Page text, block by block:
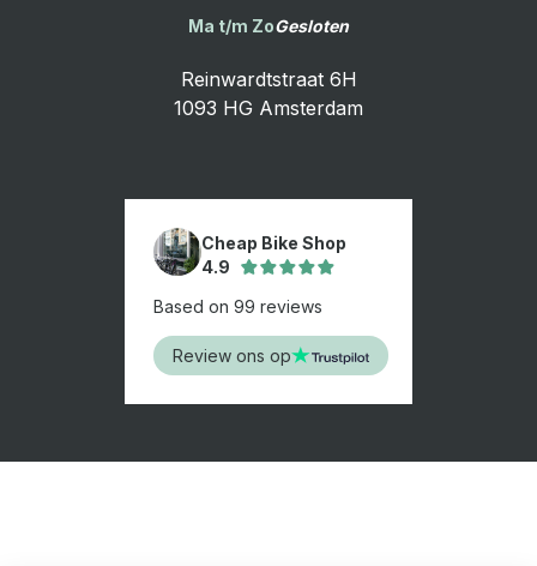
Cheap Bike Shop
4.9
Based on 99 reviews
Review ons op
Ma t/m ZoGesloten
Reinwardtstraat 6H
1093 HG Amsterdam